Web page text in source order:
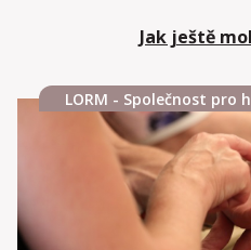
LORM - Společnost pro
Jak ještě